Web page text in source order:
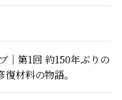
｜第1回 約150年ぶりの
材料の物語。